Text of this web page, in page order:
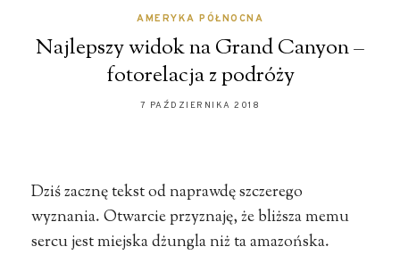
AMERYKA PÓŁNOCNA
Najlepszy widok na Grand Canyon –
fotorelacja z podróży
7 PAŹDZIERNIKA 2018
Dziś zacznę tekst od naprawdę szczerego
wyznania. Otwarcie przyznaję, że bliższa memu
sercu jest miejska dżungla niż ta amazońska.